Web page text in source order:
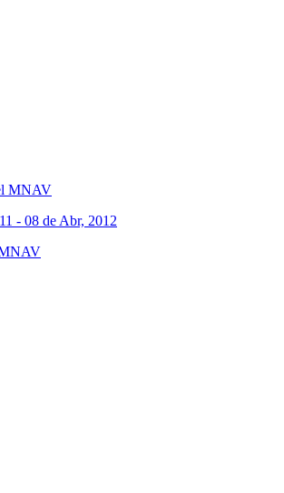
MNAV
- 08 de Abr, 2012